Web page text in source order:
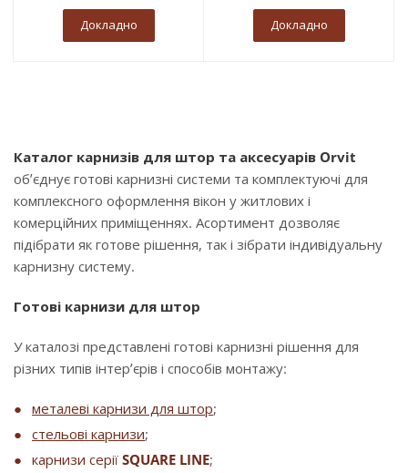
Докладно Докладно
Каталог карнизів для штор та аксесуарів Orvit
об’єднує готові карнизні системи та комплектуючі для
комплексного оформлення вікон у житлових і
комерційних приміщеннях. Асортимент дозволяє
підібрати як готове рішення, так і зібрати індивідуальну
карнизну систему.
Готові карнизи для штор
У каталозі представлені готові карнизні рішення для
різних типів інтер’єрів і способів монтажу:
металеві карнизи для штор;
стельові карнизи;
карнизи серії SQUARE LINE;